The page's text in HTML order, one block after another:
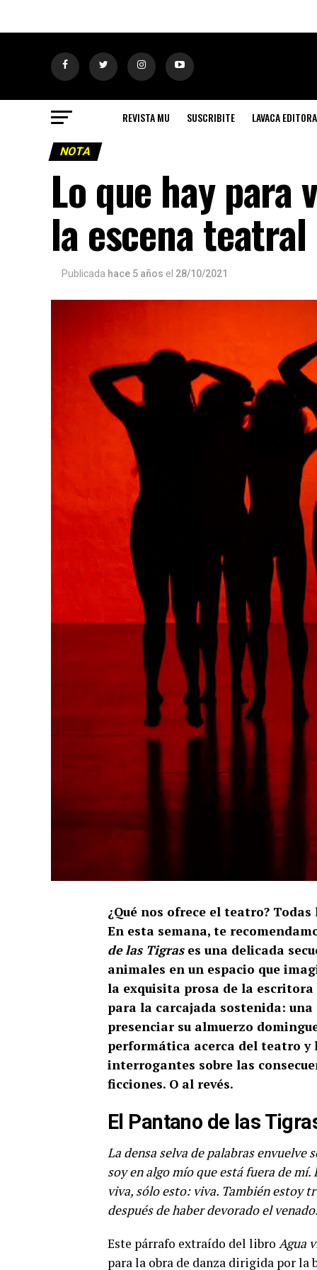
REVISTA MU SUSCRIBITE LAVACA EDITORA
NOTA
Lo que hay para
la escena teatral
Publicada hace 5 años el 28/10/2021
¿Qué nos ofrece el teatro?
En esta semana, te
de las Tigrases una delicada
animales en un espacio que
la exquisita prosa de la
para la carcajada sostenida:
presenciar su almuerzo
performática acerca del teatro y
interrogantes sobre las
ficciones. O al revés.
El Pantano de las
La densa selva de palabras
soy en algo mío que está fuera de
viva, sólo esto: viva. También estoy
después de haber devorado el
Este párrafo extraído del libro Agua
para la obra de danza dirigida por